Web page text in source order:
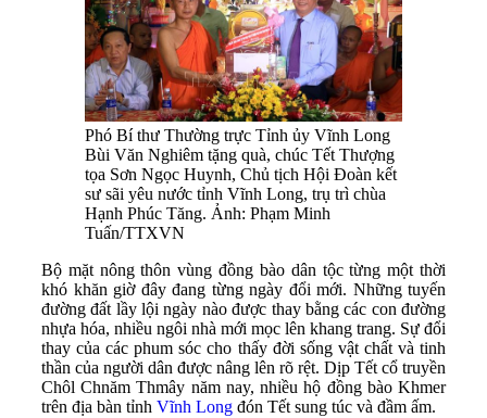
Phó Bí thư Thường trực Tỉnh ủy Vĩnh Long
Bùi Văn Nghiêm tặng quà, chúc Tết Thượng
tọa Sơn Ngọc Huynh, Chủ tịch Hội Đoàn kết
sư sãi yêu nước tỉnh Vĩnh Long, trụ trì chùa
Hạnh Phúc Tăng. Ảnh: Phạm Minh
Tuấn/TTXVN
Bộ mặt nông thôn vùng đồng bào dân tộc từng một thời
khó khăn giờ đây đang từng ngày đổi mới. Những tuyến
đường đất lầy lội ngày nào được thay bằng các con đường
nhựa hóa, nhiều ngôi nhà mới mọc lên khang trang. Sự đổi
thay của các phum sóc cho thấy đời sống vật chất và tinh
thần của người dân được nâng lên rõ rệt. Dịp Tết cổ truyền
Chôl Chnăm Thmây năm nay, nhiều hộ đồng bào Khmer
trên địa bàn tỉnh Vĩnh Long đón Tết sung túc và đầm ấm.